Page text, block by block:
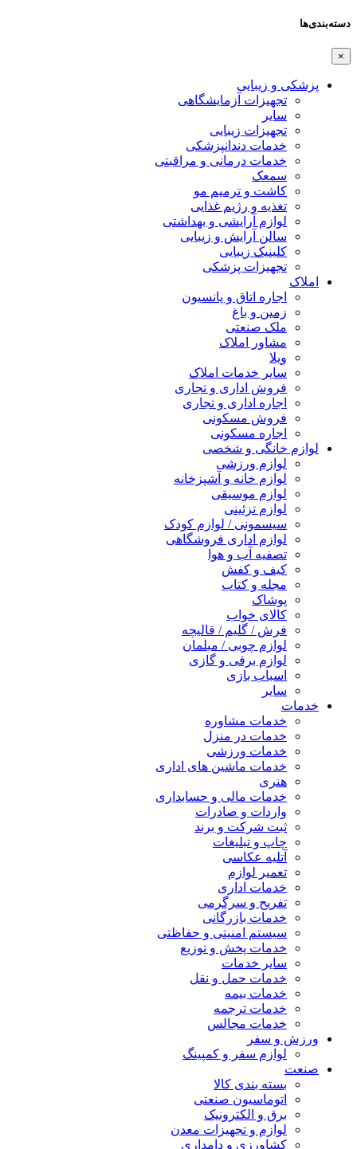
دسته‌بندی‌ها
×
پزشکی و زیبایی
تجهیزات آزمایشگاهی
سایر
تجهیزات زیبایی
خدمات دندانپزشکی
خدمات درمانی و مراقبتی
سمعک
کاشت و ترمیم مو
تغذیه و رژیم غذایی
لوازم آرایشی و بهداشتی
سالن آرایش و زیبایی
کلینیک زیبایی
تجهیزات پزشکی
املاک
اجاره اتاق و پانسیون
زمین و باغ
ملک صنعتی
مشاور املاک
ویلا
سایر خدمات املاک
فروش اداری و تجاری
اجاره اداری و تجاری
فروش مسکونی
اجاره مسکونی
لوازم خانگی و شخصی
لوازم ورزشی
لوازم خانه و آشپزخانه
لوازم موسیقی
لوازم تزئینی
سیسمونی / لوازم کودک
لوازم اداری فروشگاهی
تصفیه آب و هوا
کیف و کفش
مجله و کتاب
پوشاک
کالای خواب
فرش / گلیم / قالیچه
لوازم چوبی / مبلمان
لوازم برقی و گازی
اسباب بازی
سایر
خدمات
خدمات مشاوره
خدمات در منزل
خدمات ورزشی
خدمات ماشین های اداری
هنری
خدمات مالی و حسابداری
واردات و صادرات
ثبت شرکت و برند
چاپ و تبلیغات
آتلیه عکاسی
تعمیر لوازم
خدمات اداری
تفریح و سرگرمی
خدمات بازرگانی
سیستم امنیتی و حفاظتی
خدمات پخش و توزیع
سایر خدمات
خدمات حمل و نقل
خدمات بیمه
خدمات ترجمه
خدمات مجالس
ورزش و سفر
لوازم سفر و کمپینگ
صنعت
بسته بندی کالا
اتوماسیون صنعتی
برق و الکترونیک
لوازم و تجهیزات معدن
کشاورزی و دامداری